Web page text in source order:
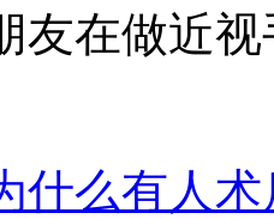
友在做近
什么有人